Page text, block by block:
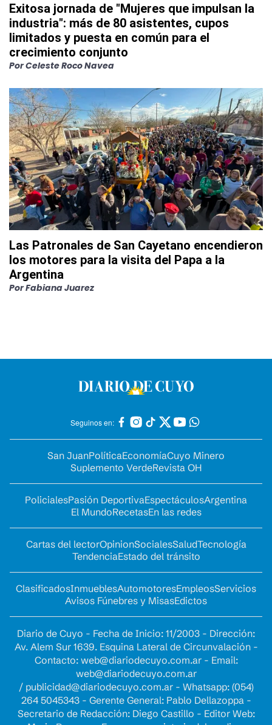
Exitosa jornada de "Mujeres que impulsan la
industria": más de 80 asistentes, cupos
limitados y puesta en común para el
crecimiento conjunto
PorCeleste Roco Navea
Las Patronales de San Cayetano encendieron
los motores para la visita del Papa a la
Argentina
PorFabiana Juarez
Seguinos en:
San JuanPolíticaEconomíaCuyo Minero
Suplemento VerdeRevista OH
PolicialesPasión DeportivaEspectáculosArgentina
El MundoRecetasEn las redes
Cartas del lectorOpinionSocialesSaludTecnología
TendenciaEstado del tránsito
ClasificadosInmueblesAutomotoresEmpleosServicios
Avisos Fúnebres y MisasEdictos
Diario de Cuyo - Fecha de Inicio: 11/2003 - Dirección:
Av. Alem Sur 1639. Esquina Lateral de Circunvalación -
Contacto: web@diariodecuyo.com.ar- Email:
web@diariodecuyo.com.ar
/ publicidad@diariodecuyo.com.ar- Whatsapp: (054)
264 5045343 - Gerente General: Pablo Dellazoppa -
Secretario de Redacción: Diego Castillo - Editor Web: